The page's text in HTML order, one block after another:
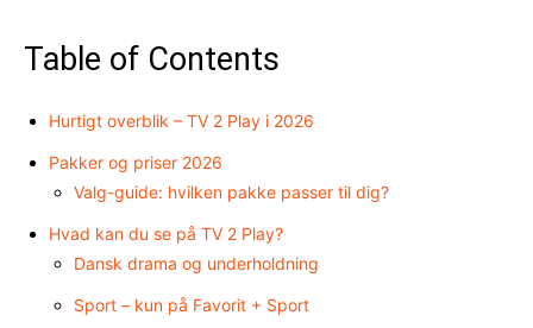
Table of Contents
Hurtigt overblik – TV 2 Play i 2026
Pakker og priser 2026
Valg-guide: hvilken pakke passer til dig?
Hvad kan du se på TV 2 Play?
Dansk drama og underholdning
Sport – kun på Favorit + Sport